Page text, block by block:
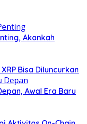
Akankah
Bisa Diluncurkan
Awal Era Baru